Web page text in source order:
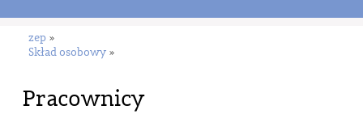
zep »
Skład osobowy »
Pracownicy